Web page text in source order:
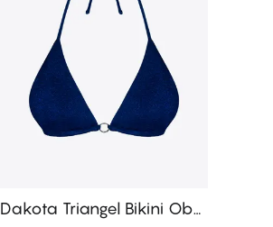
Dakota Triangel Bikini Ober